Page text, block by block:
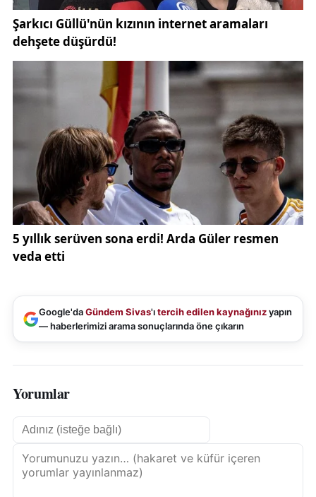
Google'daGündem Sivas'ıtercih edilen kaynağınızyapın
— haberlerimizi arama sonuçlarında öne çıkarın
Yorumlar